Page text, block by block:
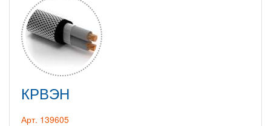
КРВЭН
Арт. 139605